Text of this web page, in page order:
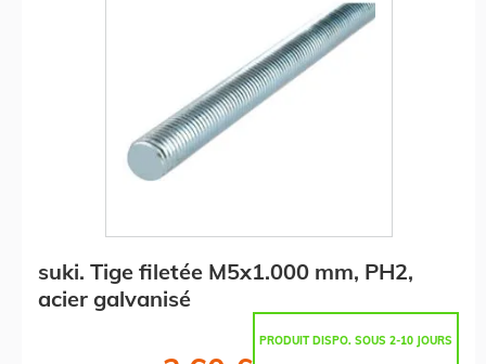
suki. Tige filetée M5x1.000 mm, PH2,
acier galvanisé
PRODUIT DISPO. SOUS 2-10 JOURS